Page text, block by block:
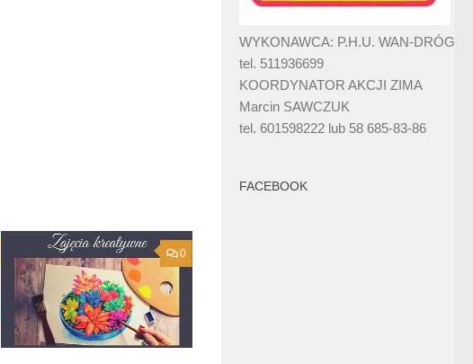
0
WYKONAWCA: P.H.U. WAN-DRÓG
tel. 511936699
KOORDYNATOR AKCJI ZIMA
Marcin SAWCZUK
tel. 601598222 lub 58 685-83-86
FACEBOOK